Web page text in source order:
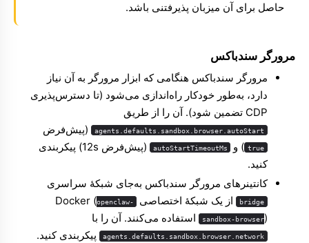
حاصل برای آن میزبان پذیرفتنی باشد.
مرورگر سندباکس
مرورگر سندباکس هنگامی که ابزار مرورگر به آن نیاز
دارد، به‌طور خودکار راه‌اندازی می‌شود (تا دسترس‌پذیری
CDP تضمین شود). آن را از طریق
agents.defaults.sandbox.browser.autoStart (پیش‌فرض
true ) و autoStartTimeoutMs
(پیش‌فرض 12s) پیکربندی
کنید.
کانتینرهای مرورگر سندباکس به‌جای شبکهٔ سراسری
bridge از یک شبکهٔ اختصاصی Docker ( openclaw-
sandbox-browser) استفاده می‌کنند. آن را با
agents.defaults.sandbox.browser.network پیکربندی کنید.